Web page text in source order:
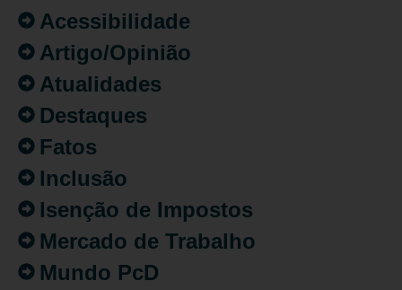
Acessibilidade
Artigo/Opinião
Atualidades
Destaques
Fatos
Inclusão
Isenção de Impostos
Mercado de Trabalho
Mundo PcD